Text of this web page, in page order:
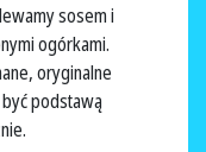
sosem i
ogórkami.
oryginalne
podstawą